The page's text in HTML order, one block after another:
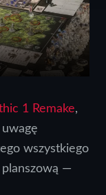
1 Remake,
wszystkiego
—